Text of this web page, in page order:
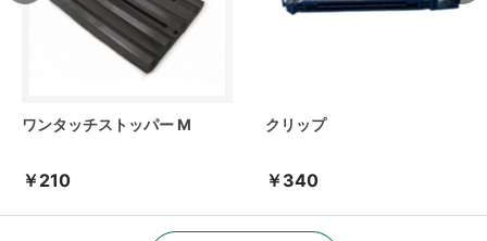
ワンタッチストッパー M
￥210
クリップ
￥340